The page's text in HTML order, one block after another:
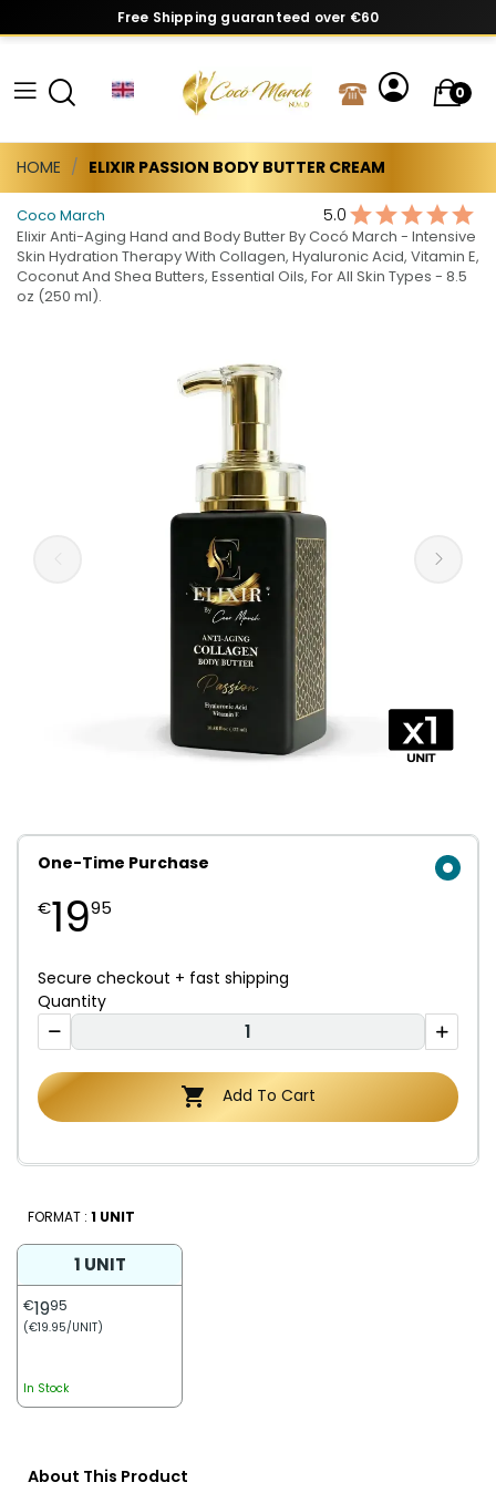
Free Shipping guaranteed over €60
0
HOME ELIXIR PASSION BODY BUTTER CREAM
Coco March 5.0
Elixir Anti-Aging Hand and Body Butter By Cocó March - Intensive
Skin Hydration Therapy With Collagen, Hyaluronic Acid, Vitamin E,
Coconut And Shea Butters, Essential Oils, For All Skin Types - 8.5
oz (250 ml).
One-Time Purchase
€1995
Secure checkout + fast shipping
Quantity
 Add To Cart
FORMAT : 1 UNIT
1 UNIT
€1995
(€19.95/UNIT)
In Stock
About This Product